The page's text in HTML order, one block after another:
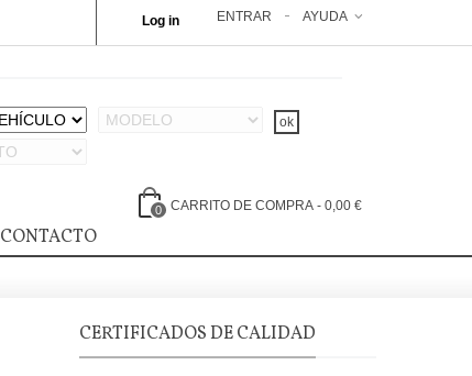
AYUDA
ENTRAR
Log in
0 CARRITO DE COMPRA - 0,00 €
CONTACTO
CERTIFICADOS DE CALIDAD